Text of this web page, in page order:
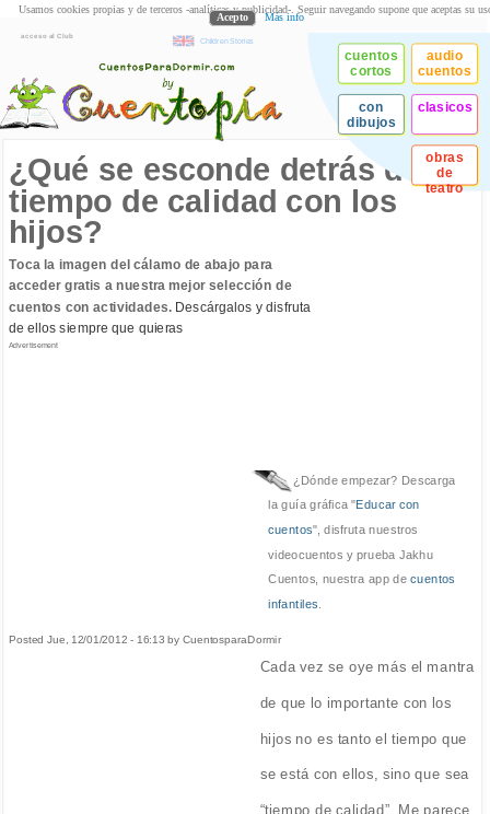
acceso al Club
Children Stories
cuentos
cortos
audio
cuentos
con
dibujos
clasicos
obras
de
teatro
¿Qué se esconde detrás del
tiempo de calidad con los
hijos?
Toca la imagen del cálamo de abajo para
acceder gratis a nuestra mejor selección de
cuentos con actividades.Descárgalos y disfruta
de ellos siempre que quieras
Advertisement
¿Dónde empezar? Descarga
la guía gráfica "Educar con
cuentos", disfruta nuestros
videocuentos y prueba Jakhu
Cuentos, nuestra app decuentos
infantiles
Posted Jue, 12/01/2012 - 16:13 by CuentosparaDormir
Cada vez se oye más el mantra
de que lo importante con los
hijos no es tanto el tiempo que
se está con ellos, sino que sea
“tiempo de calidad”. Me parece
Usamos cookies propias y de terceros -analíticas y publicidad-. Seguir navegando supone que aceptas su
Acepto Más info